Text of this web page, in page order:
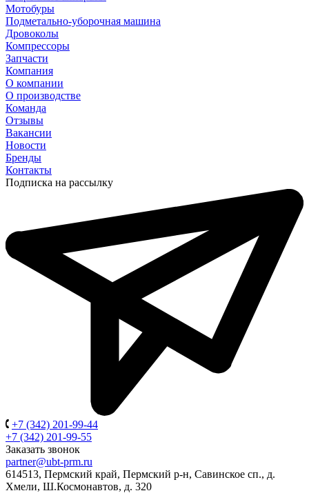
Мотобуры
Подметально-уборочная машина
Дровоколы
Компрессоры
Запчасти
Компания
О компании
О производстве
Команда
Отзывы
Вакансии
Новости
Бренды
Контакты
Подписка на рассылку
+7 (342) 201-99-44
+7 (342) 201-99-55
Заказать звонок
partner@ubt-prm.ru
614513, Пермский край, Пермский р-н, Савинское сп., д.
Хмели, Ш.Космонавтов, д. 320